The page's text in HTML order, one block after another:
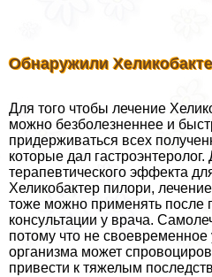
Обнаружили
Для того чтобы лечение
можно безболезненнее и
придерживаться всех
которые дал
терапевтического эффекта
Хеликобактер пилори,
тоже можно применять после
консультации у врача.
потому что не своевременное
организма может
привести к тяжелым